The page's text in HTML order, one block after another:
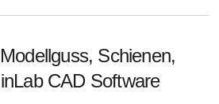
Schienen,
CAD Software